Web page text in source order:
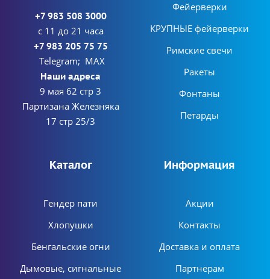
+7 983 508 3000
с 11 до 21 часа
+7 983 205 75 75
Telegram; MAX
Наши адреса
9 мая 62 стр 3
Партизана Железняка
17 стр 25/3
Фейерверки
КРУПНЫЕ фейерверки
Римские свечи
Ракеты
Фонтаны
Петарды
Каталог
Гендер пати
Хлопушки
Бенгальские огни
Дымовые, сигнальные
Информация
Акции
Контакты
Доставка и оплата
Партнерам